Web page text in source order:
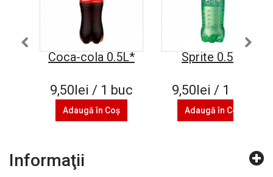
Coca-cola 0.5L*
9,50lei / 1 buc
Adaugă în Coş
Sprite 0.5L*
9,50lei / 1 buc
Adaugă în Coş
Informaţii